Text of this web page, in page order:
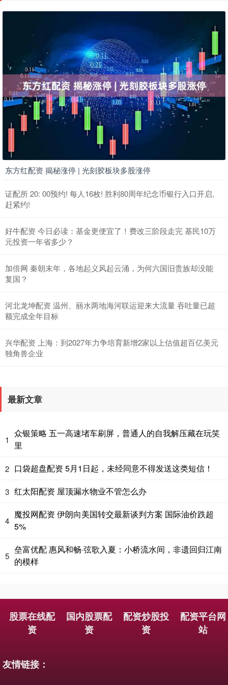
东方红配资 揭秘涨停 | 光刻胶板块多股涨停
证配所 20: 00预约! 每人16枚! 胜利80周年纪念币银行入口开启,
赶紧约!
好牛配资 今日必读：基金更便宜了！费改三阶段走完 基民10万
元投资一年省多少？
加倍网 秦朝末年，各地起义风起云涌，为何六国旧贵族却没能
复国？
河北龙坤配资 温州、丽水两地海河联运迎来大流量 吞吐量已超
额完成全年目标
兴华配资 上海：到2027年力争培育新增2家以上估值超百亿美元
独角兽企业
最新文章
1
众银策略 五一高速堵车刷屏，普通人的自我解压藏在玩笑
里
2 口袋超盘配资 5月1日起，未经同意不得发送这类短信！
3 红太阳配资 屋顶漏水物业不管怎么办
4
魔投网配资 伊朗向美国转交最新谈判方案 国际油价跌超
5%
5
垒富优配 惠风和畅·弦歌入夏：小桥流水间，非遗回归江南
的模样
股票在线配
资
国内股票配
资
配资炒股投
资
配资平台网
站
友情链接：